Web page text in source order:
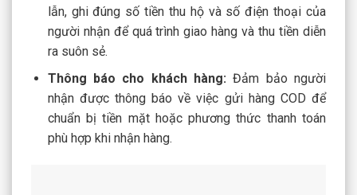
lẫn, ghi đúng số tiền thu hộ và số điện thoại của
người nhận để quá trình giao hàng và thu tiền diễn
ra suôn sẻ.
Thông báo cho khách hàng: Đảm bảo người
nhận được thông báo về việc gửi hàng COD để
chuẩn bị tiền mặt hoặc phương thức thanh toán
phù hợp khi nhận hàng.